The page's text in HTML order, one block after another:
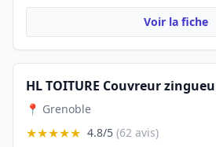
Voir la fiche
📍 Grenoble
★★★★★ 4.8/5 (62 avis)